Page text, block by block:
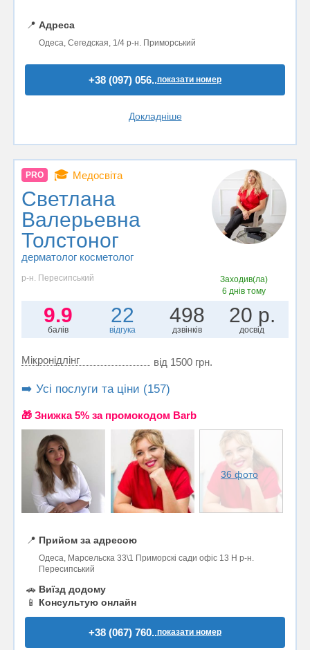
📍 Адреса
Одеса, Сегедская, 1/4 р-н. Приморський
+38 (097) 056..показати номер
Докладніше
PRO 🎓 Медосвіта
Светлана
Валерьевна
Толстоног
дерматолог косметолог
р-н. Пересипський
Заходив(ла)
6 днів тому
9.9
балів
22
відгука
498
дзвінків
20 р.
досвід
Мікронідлінг від 1500 грн.
➡️ Усі послуги та ціни (157)
🎁 Знижка 5% за промокодом Barb
36 фото
📍 Прийом за адресою
Одеса, Марсельска 33\1 Приморскі сади офіс 13 Н р-н.
Пересипський
🚗 Виїзд додому
📱
Консультую онлайн
+38 (067) 760..показати номер